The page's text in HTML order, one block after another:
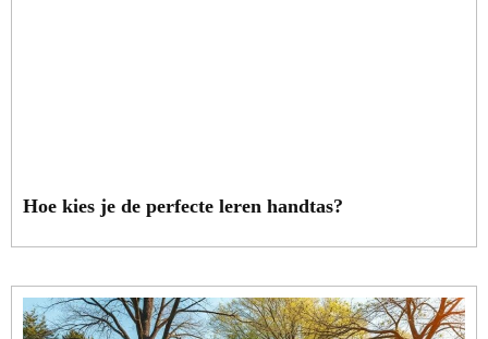
Hoe kies je de perfecte leren handtas?